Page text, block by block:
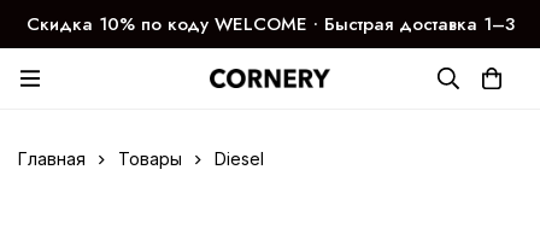
Скидка 10% по коду WELCOME ∙ Быстрая доставка 1–3
дня
Главная Товары Diesel